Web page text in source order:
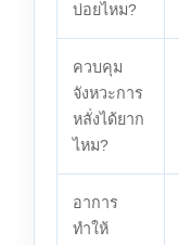
บ่อยไหม?
ควบคุม
จังหวะการ
หลั่งได้ยาก
ไหม?
อาการ
ทำให้